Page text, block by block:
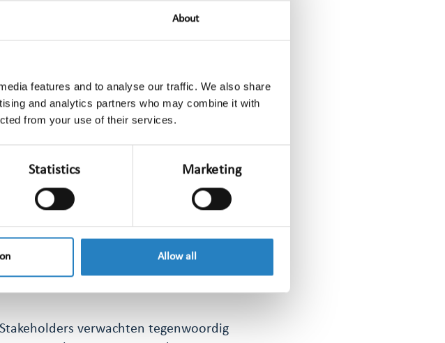
About
features and to analyse our traffic. We also share
and analytics partners who may combine it with
from your use of their services.
Statistics Marketing
Allow all
zijn belangrijk.
is officieel: advertentiewaarde (AVE)
zegt simpelweg niets over
social, intern, publiek. Alleen dan
transparant en open over wat je
dan kun je verbeteren en écht impact
verwachten tegenwoordig